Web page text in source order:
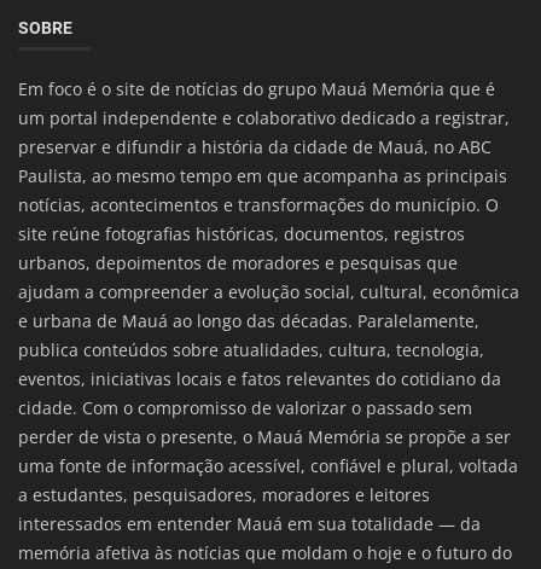
SOBRE
Em foco é o site de notícias do grupo Mauá Memória que é
um portal independente e colaborativo dedicado a registrar,
preservar e difundir a história da cidade de Mauá, no ABC
Paulista, ao mesmo tempo em que acompanha as principais
notícias, acontecimentos e transformações do município. O
site reúne fotografias históricas, documentos, registros
urbanos, depoimentos de moradores e pesquisas que
ajudam a compreender a evolução social, cultural, econômica
e urbana de Mauá ao longo das décadas. Paralelamente,
publica conteúdos sobre atualidades, cultura, tecnologia,
eventos, iniciativas locais e fatos relevantes do cotidiano da
cidade. Com o compromisso de valorizar o passado sem
perder de vista o presente, o Mauá Memória se propõe a ser
uma fonte de informação acessível, confiável e plural, voltada
a estudantes, pesquisadores, moradores e leitores
interessados em entender Mauá em sua totalidade — da
memória afetiva às notícias que moldam o hoje e o futuro do